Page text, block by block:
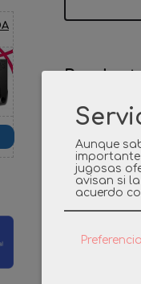
Aunque
jugosas
avisan si
acuerdo